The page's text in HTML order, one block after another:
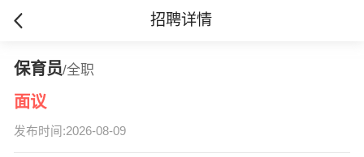
招聘详情
保育员/全职
面议
发布时间:2026-08-09